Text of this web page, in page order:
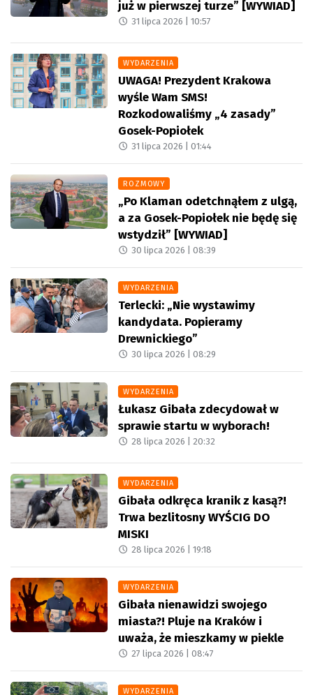
już w pierwszej turze” [WYWIAD]
31 lipca 2026 |10:57
WYDARZENIA
UWAGA! Prezydent Krakowa
wyśle Wam SMS!
Rozkodowaliśmy „4 zasady”
Gosek-Popiołek
31 lipca 2026 |01:44
ROZMOWY
„Po Klaman odetchnąłem z ulgą,
a za Gosek-Popiołek nie będę się
wstydził” [WYWIAD]
30 lipca 2026 |08:39
WYDARZENIA
Terlecki: „Nie wystawimy
kandydata. Popieramy
Drewnickiego”
30 lipca 2026 |08:29
WYDARZENIA
Łukasz Gibała zdecydował w
sprawie startu w wyborach!
28 lipca 2026 | 20:32
WYDARZENIA
Gibała odkręca kranik z kasą?!
Trwa bezlitosny WYŚCIG DO
MISKI
28 lipca 2026 |19:18
WYDARZENIA
Gibała nienawidzi swojego
miasta?! Pluje na Kraków i
uważa, że mieszkamy w piekle
27 lipca 2026 |08:47
WYDARZENIA